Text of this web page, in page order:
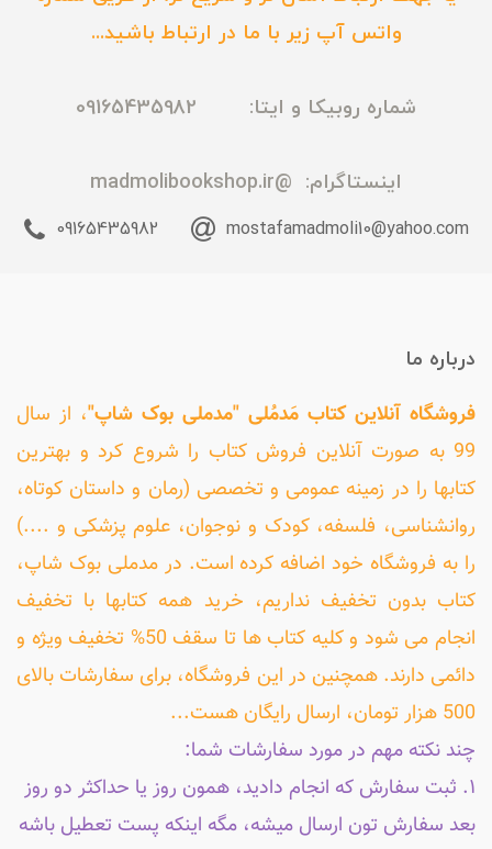
واتس آپ زیر با ما در ارتباط باشید...
شماره روبیکا و ایتا: 09165435982
اینستاگرام: @madmolibookshop.ir
mostafamadmoli10@yahoo.com
09165435982
درباره ما
فروشگاه آنلاین کتاب مَدمُلی "مدملی بوک شاپ"، از سال
99 به صورت آنلاین فروش کتاب را شروع کرد و بهترین
کتابها را در زمینه عمومی و تخصصی (رمان و داستان کوتاه،
روانشناسی، فلسفه، کودک و نوجوان، علوم پزشکی و ....)
را به فروشگاه خود اضافه کرده است. در مدملی بوک شاپ،
کتاب بدون تخفیف نداریم، خرید همه کتابها با تخفیف
انجام می شود و کلیه کتاب ها تا سقف 50% تخفیف ویژه و
دائمی دارند. همچنین در این فروشگاه، برای سفارشات بالای
500 هزار تومان، ارسال رایگان هست...
چند نکته مهم در مورد سفارشات شما:
۱. ثبت سفارش که انجام دادید، همون روز یا حداکثر دو روز
بعد سفارش تون ارسال میشه، مگه اینکه پست تعطیل باشه